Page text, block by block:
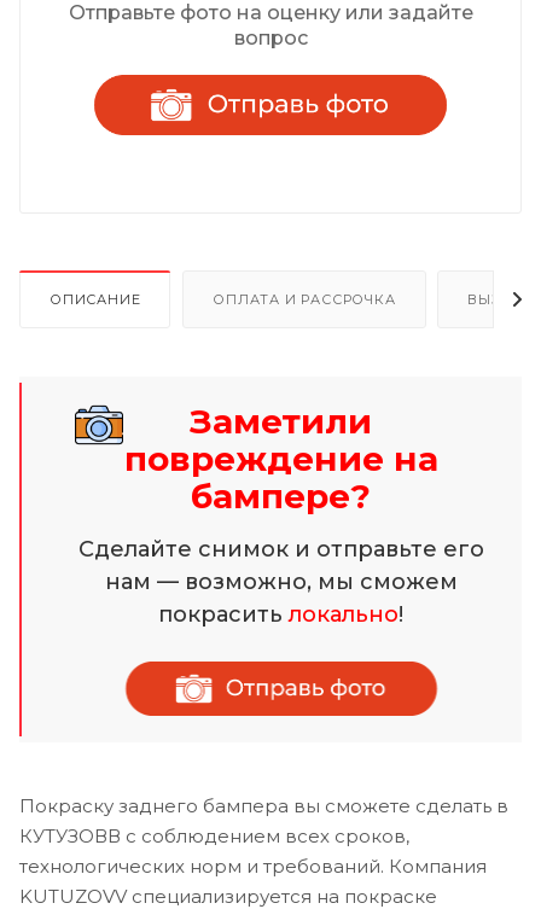
Отправьте фото на оценку или задайте
вопрос
ОПИСАНИЕ ОПЛАТА И РАССРОЧКА ВЫЗОВ
Заметили
повреждение на
бампере?
Сделайте снимок и отправьте его
нам — возможно, мы сможем
покраситьлокально!
Покраску заднего бампера вы сможете сделать в
КУТУЗОВВ с соблюдением всех сроков,
технологических норм и требований. Компания
KUTUZOVV специализируется на покраске